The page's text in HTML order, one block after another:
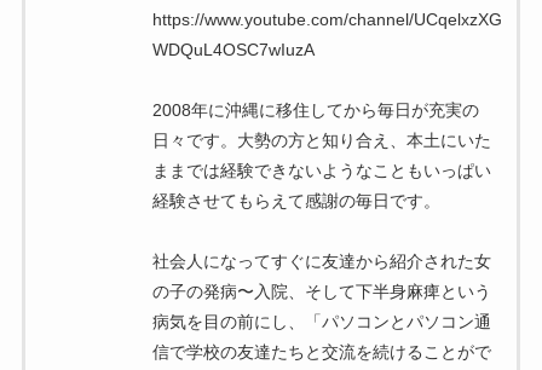
https://www.youtube.com/channel/UCqelxzXG
WDQuL4OSC7wIuzA
2008年に沖縄に移住してから毎日が充実の
日々です。大勢の方と知り合え、本土にいた
ままでは経験できないようなこともいっぱい
経験させてもらえて感謝の毎日です。
社会人になってすぐに友達から紹介された女
の子の発病〜入院、そして下半身麻痺という
病気を目の前にし、「パソコンとパソコン通
信で学校の友達たちと交流を続けることがで